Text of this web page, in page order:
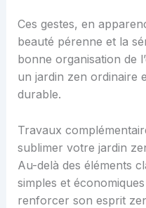
Ces gestes, en
beauté pérenne et la
bonne organisation de
un jardin zen ordinaire
durable.
Travaux
sublimer votre jardin
Au-delà des éléments
simples et
renforcer son esprit